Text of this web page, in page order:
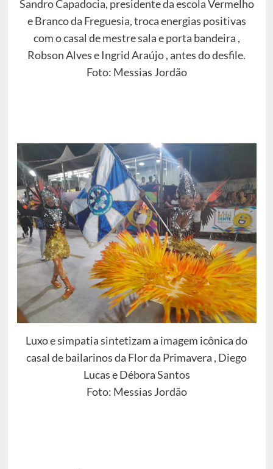
Sandro Capadocia, presidente da escola Vermelho
e Branco da Freguesia, troca energias positivas
com o casal de mestre sala e porta bandeira ,
Robson Alves e Ingrid Araújo , antes do desfile.
Foto: Messias Jordão
Luxo e simpatia sintetizam a imagem icônica do
casal de bailarinos da Flor da Primavera , Diego
Lucas e Débora Santos
Foto: Messias Jordão